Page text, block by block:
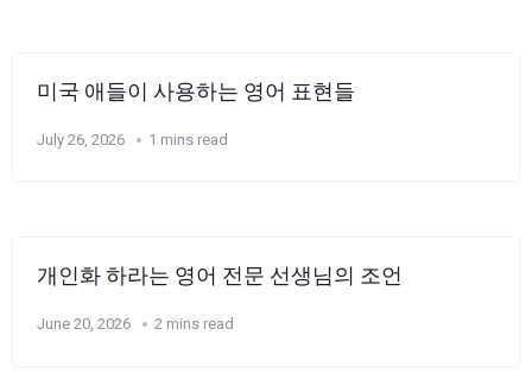
미국 애들이 사용하는 영어 표현들
July 26, 2026 1 mins read
개인화 하라는 영어 전문 선생님의 조언
June 20, 2026 2 mins read